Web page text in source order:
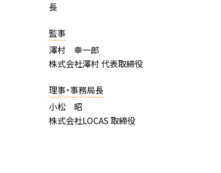
長
監事
澤村 幸一郎
株式会社澤村 代表取締役
理事・事務局長
小松 昭
株式会社LOCAS 取締役